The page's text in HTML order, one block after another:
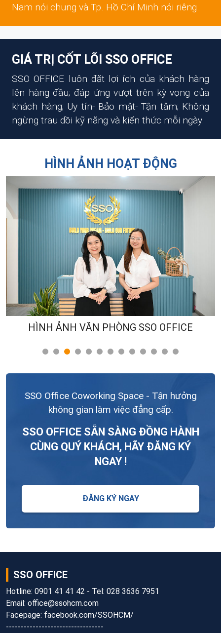
Nam nói chung và Tp. Hồ Chí Minh nói riêng.
GIÁ TRỊ CỐT LÕI SSO OFFICE
SSO OFFICE luôn đặt lợi ích của khách hàng
lên hàng đầu; đáp ứng vượt trên kỳ vọng của
khách hàng; Uy tín- Bảo mật- Tận tâm; Không
ngừng trau dồi kỹ năng và kiến thức mỗi ngày.
HÌNH ẢNH HOẠT ĐỘNG
HÌNH ẢNH VĂN PHÒNG SSO OFFICE
SSO Office Coworking Space - Tận hưởng
không gian làm việc đẳng cấp.
SSO OFFICE SẴN SÀNG ĐỒNG HÀNH
CÙNG QUÝ KHÁCH, HÃY ĐĂNG KÝ
NGAY !
ĐĂNG KÝ NGAY
SSO OFFICE
Hotline: 0901 41 41 42 - Tel: 028 3636 7951
Email: office@ssohcm.com
Facepage: facebook.com/SSOHCM/
---------------------------------